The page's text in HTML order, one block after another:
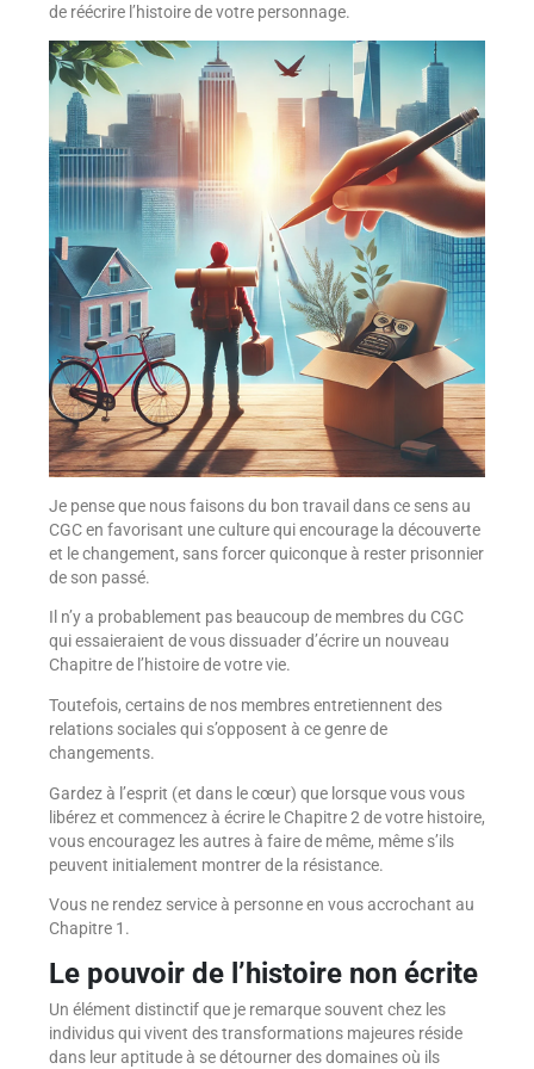
de réécrire l’histoire de votre personnage.
Je pense que nous faisons du bon travail dans ce sens au
CGC en favorisant une culture qui encourage la découverte
et le changement, sans forcer quiconque à rester prisonnier
de son passé.
Il n’y a probablement pas beaucoup de membres du CGC
qui essaieraient de vous dissuader d’écrire un nouveau
Chapitre de l’histoire de votre vie.
Toutefois, certains de nos membres entretiennent des
relations sociales qui s’opposent à ce genre de
changements.
Gardez à l’esprit (et dans le cœur) que lorsque vous vous
libérez et commencez à écrire le Chapitre 2 de votre histoire,
vous encouragez les autres à faire de même, même s’ils
peuvent initialement montrer de la résistance.
Vous ne rendez service à personne en vous accrochant au
Chapitre 1.
Le pouvoir de l’histoire non écrite
Un élément distinctif que je remarque souvent chez les
individus qui vivent des transformations majeures réside
dans leur aptitude à se détourner des domaines où ils